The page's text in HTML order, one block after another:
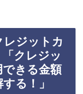
ジットカ
クレジッ
できる金額
る！」